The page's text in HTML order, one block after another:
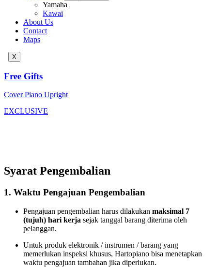
Yamaha
Kawai
About Us
Contact
Maps
X
Free Gifts
Cover Piano Upright
EXCLUSIVE
Syarat Pengembalian
1. Waktu Pengajuan Pengembalian
Pengajuan pengembalian harus dilakukan maksimal 7
(tujuh) hari kerja sejak tanggal barang diterima oleh
pelanggan.
Untuk produk elektronik / instrumen / barang yang
memerlukan inspeksi khusus, Hartopiano bisa menetapkan
waktu pengajuan tambahan jika diperlukan.